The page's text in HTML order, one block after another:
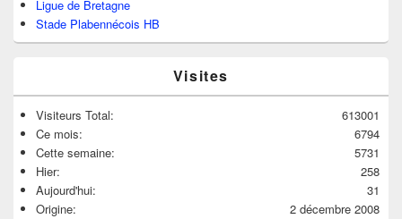
Ligue de Bretagne
Stade Plabennécois HB
Visites
613001
Visiteurs Total:
6794
Ce mois:
5731
Cette semaine:
258
Hier:
31
Aujourd'hui:
2 décembre 2008
Origine: